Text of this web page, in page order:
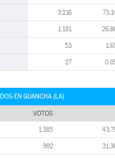
3.216
1.181
53
27
EN GUANCHA (LA)
VOTOS
1.385
992